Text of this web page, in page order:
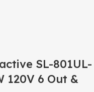
SL-801UL-
120V 6 Out &